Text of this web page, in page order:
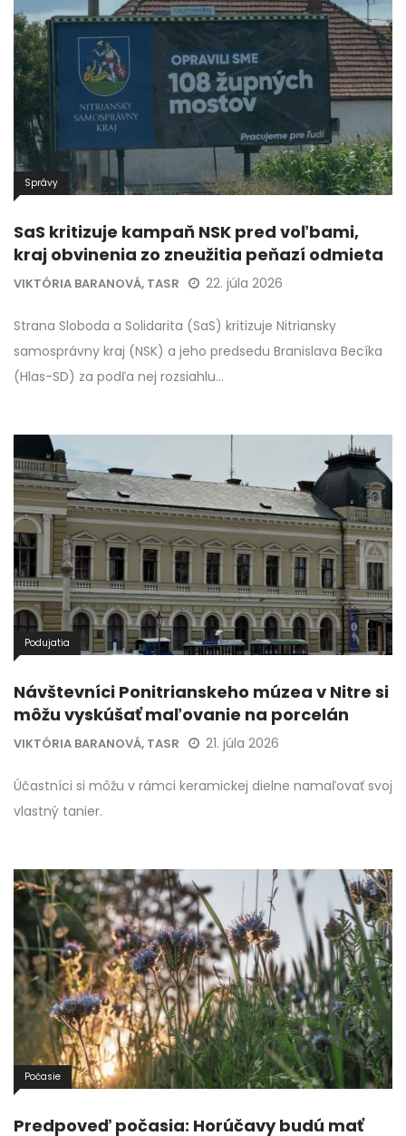
Správy
SaS kritizuje kampaň NSK pred voľbami,
kraj obvinenia zo zneužitia peňazí odmieta
VIKTÓRIA BARANOVÁ, TASR 22. júla 2026
Strana Sloboda a Solidarita (SaS) kritizuje Nitriansky
samosprávny kraj (NSK) a jeho predsedu Branislava Becíka
(Hlas-SD) za podľa nej rozsiahlu…
Podujatia
Návštevníci Ponitrianskeho múzea v Nitre si
môžu vyskúšať maľovanie na porcelán
VIKTÓRIA BARANOVÁ, TASR 21. júla 2026
Účastníci si môžu v rámci keramickej dielne namaľovať svoj
vlastný tanier.
Počasie
Predpoveď počasia: Horúčavy budú mať